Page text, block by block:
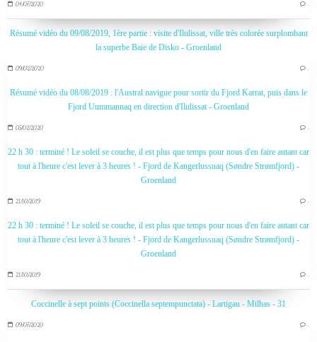
04/07/2020 …
Résumé vidéo du 09/08/2019, 1ère partie : visite d'Ilulissat, ville très colorée surplombant
la superbe Baie de Disko - Groenland
09/02/2020 …
Résumé vidéo du 08/08/2019 : l'Austral navigue pour sortir du Fjord Karrat, puis dans le
Fjord Uummannaq en direction d'Ilulissat - Groenland
05/02/2020 …
22 h 30 : terminé ! Le soleil se couche, il est plus que temps pour nous d'en faire autant car
tout à l'heure c'est lever à 3 heures ! - Fjord de Kangerlussuaq (Søndre Strømfjord) -
Groenland
21/10/2019 …
22 h 30 : terminé ! Le soleil se couche, il est plus que temps pour nous d'en faire autant car
tout à l'heure c'est lever à 3 heures ! - Fjord de Kangerlussuaq (Søndre Strømfjord) -
Groenland
21/10/2019 …
Coccinelle à sept points (Coccinella septempunctata) - Lartigau - Milhas - 31
09/07/2020 …